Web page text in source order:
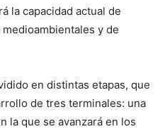
la capacidad actual de
y de
en distintas etapas, que
de tres terminales: una
la que se avanzará en los